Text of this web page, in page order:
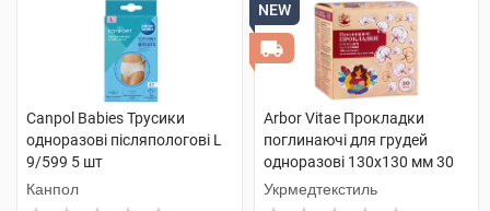
Canpol Babies Трусики
одноразові післяпологові L
9/599 5 шт
Канпол
NEW
Arbor Vitae Прокладки
поглинаючі для грудей
одноразові 130х130 мм 30
шт
Укрмедтекстиль